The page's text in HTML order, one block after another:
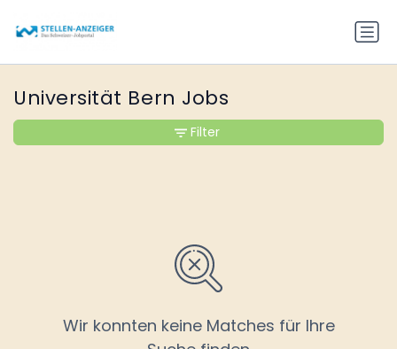
Universität Bern Jobs
Wir konnten keine Matches für Ihre
Filter